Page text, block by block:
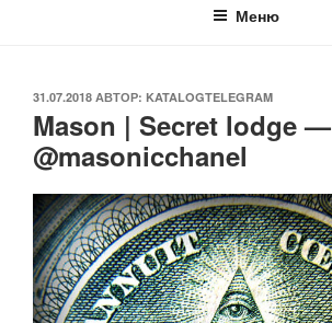
Меню
ОПУБЛИКОВАНО
31.07.2018 АВТОР: KATALOGTELEGRAM
Mason | Secret lodge —
@masonicchanel